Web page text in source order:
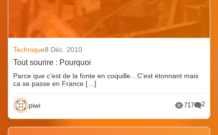
Technique8 Déc. 2010
Tout sourire : Pourquoi
Parce que c’est de la fonte en coquille…C’est étonnant mais
ca se passe en France […]
piwi 717 2